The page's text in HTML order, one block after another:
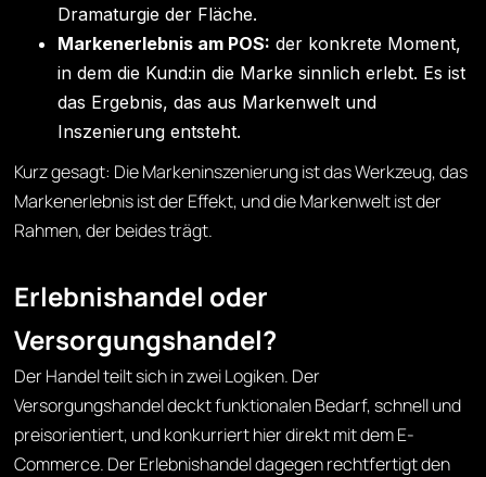
Dramaturgie der Fläche.
Markenerlebnis am POS: der konkrete Moment,
in dem die Kund:in die Marke sinnlich erlebt. Es ist
das Ergebnis, das aus Markenwelt und
Inszenierung entsteht.
Kurz gesagt: Die Markeninszenierung ist das Werkzeug, das
Markenerlebnis ist der Effekt, und die Markenwelt ist der
Rahmen, der beides trägt.
Erlebnishandel oder
Versorgungshandel?
Der Handel teilt sich in zwei Logiken. Der
Versorgungshandel deckt funktionalen Bedarf, schnell und
preisorientiert, und konkurriert hier direkt mit dem E-
Commerce. Der Erlebnishandel dagegen rechtfertigt den